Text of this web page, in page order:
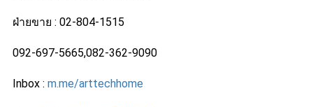
ฝ่ายขาย : 02-804-1515
092-697-5665,082-362-9090
Inbox : m.me/arttechhome